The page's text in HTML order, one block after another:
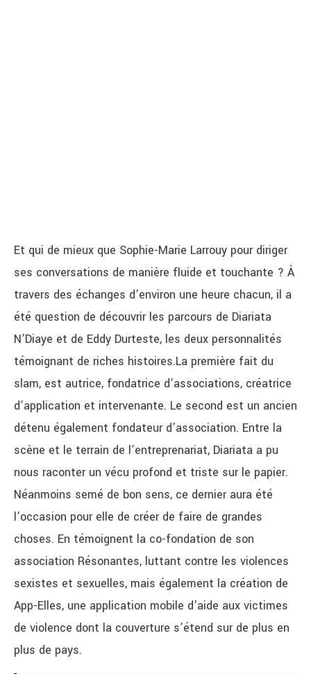
Et qui de mieux que Sophie-Marie Larrouy pour diriger
ses conversations de manière fluide et touchante ? À
travers des échanges d’environ une heure chacun, il a
été question de découvrir les parcours de Diariata
N’Diaye et de Eddy Durteste, les deux personnalités
témoignant de riches histoires.La première fait du
slam, est autrice, fondatrice d’associations, créatrice
d’application et intervenante. Le second est un ancien
détenu également fondateur d’association. Entre la
scène et le terrain de l’entreprenariat, Diariata a pu
nous raconter un vécu profond et triste sur le papier.
Néanmoins semé de bon sens, ce dernier aura été
l’occasion pour elle de créer de faire de grandes
choses. En témoignent la co-fondation de son
association Résonantes, luttant contre les violences
sexistes et sexuelles, mais également la création de
App-Elles, une application mobile d’aide aux victimes
de violence dont la couverture s’étend sur de plus en
plus de pays.